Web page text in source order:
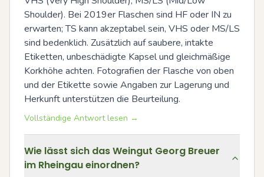
Shoulder). Bei 2019er Flaschen sind HF oder IN zu
erwarten; TS kann akzeptabel sein, VHS oder MS/LS
sind bedenklich. Zusätzlich auf saubere, intakte
Etiketten, unbeschädigte Kapsel und gleichmäßige
Korkhöhe achten. Fotografien der Flasche von oben
und der Etikette sowie Angaben zur Lagerung und
Herkunft unterstützen die Beurteilung.
Vollständige Antwort lesen →
Wie lässt sich das Weingut Georg Breuer
im Rheingau einordnen?